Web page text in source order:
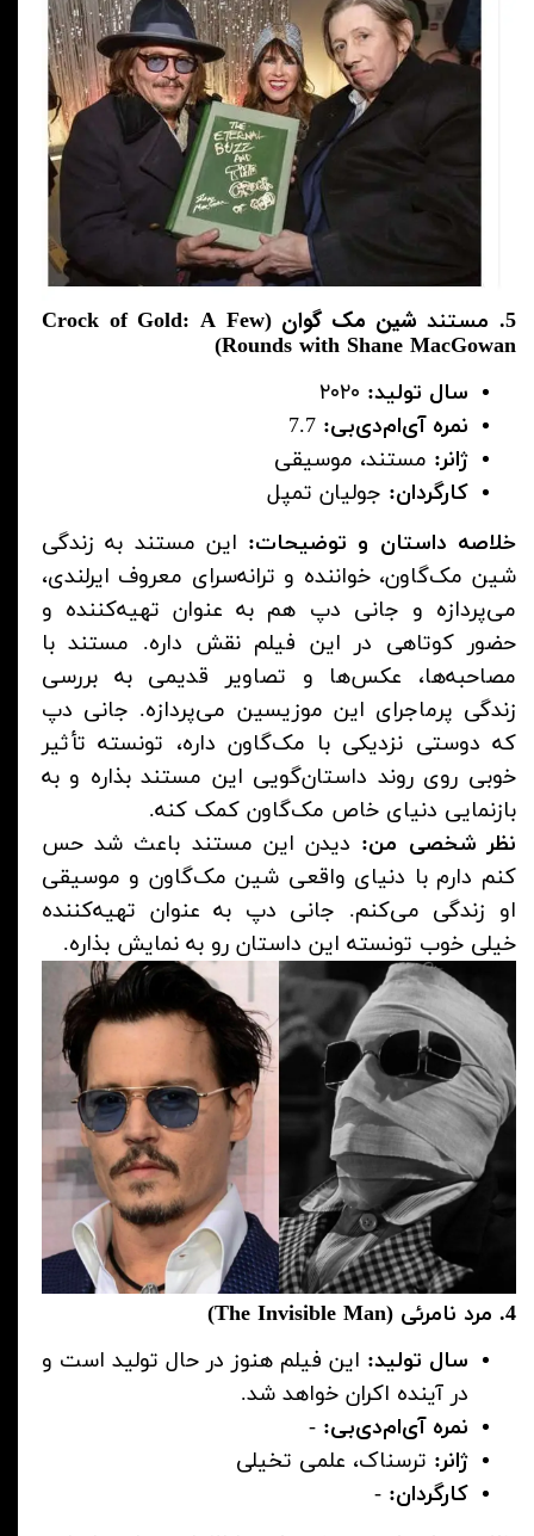
5. مستند شین مک ‌گوان
(Crock of Gold: A Few
Rounds with Shane MacGowan)
سال تولید:
نمره آی‌ام‌دی‌بی:
ژانر: مستند، موسیقی
کارگردان: جولیان تمپل
خلاصه داستان و توضیحات: این مستند به زندگی
شین مک‌گاون، خواننده و ترانه‌سرای معروف ایرلندی،
می‌پردازه و جانی دپ هم به عنوان تهیه‌کننده و
حضور کوتاهی در این فیلم نقش داره. مستند با
مصاحبه‌ها، عکس‌ها و تصاویر قدیمی به بررسی
زندگی پرماجرای این موزیسین می‌پردازه. جانی دپ
که دوستی نزدیکی با مک‌گاون داره، تونسته تأثیر
خوبی روی روند داستان‌گویی این مستند بذاره و به
بازنمایی دنیای خاص مک‌گاون کمک کنه.
نظر شخصی من: دیدن این مستند باعث شد حس
کنم دارم با دنیای واقعی شین مک‌گاون و موسیقی
او زندگی می‌کنم. جانی دپ به عنوان تهیه‌کننده
خیلی خوب تونسته این داستان رو به نمایش بذاره.
4. مرد نامرئی (The Invisible Man)
سال تولید: این فیلم هنوز در حال تولید است و
در آینده اکران خواهد شد.
نمره آی‌ام‌دی‌بی: -
ژانر: ترسناک، علمی تخیلی
کارگردان: -